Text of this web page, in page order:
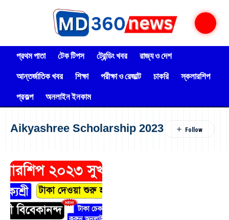
প্রথম পাতা টেক টিপস ট্রেন্ডিং খবর
রাজ্য ও দেশ
আন্তর্জাতিক খবর
শিক্ষা পরীক্ষা ও রেজাল্ট চাকরি
স্কলারশিপ
প্রকল্প
অনলাইন ইনকাম
Aikyashree Scholarship 2023